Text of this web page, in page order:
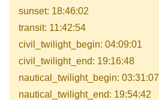
sunset: 18:46:02
transit: 11:42:54
civil_twilight_begin: 04:09:01
civil_twilight_end: 19:16:48
nautical_twilight_begin: 03:31:07
nautical_twilight_end: 19:54:42